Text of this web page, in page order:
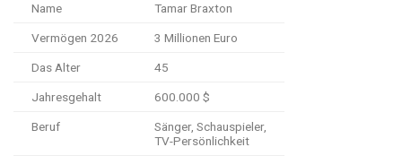
Name Tamar Braxton
Vermögen 2026 3 Millionen Euro
Das Alter 45
Jahresgehalt 600.000 $
Beruf
Sänger, Schauspieler,
TV-Persönlichkeit